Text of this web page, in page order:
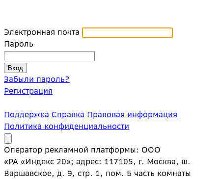
Электронная почта
Пароль
Забыли пароль?
Регистрация
Поддержка Справка Правовая информация
Политика конфиденциальности
Оператор рекламной платформы: ООО
«РА «Индекс 20»; адрес: 117105, г. Москва, ш.
Варшавское, д. 9, стр. 1, пом. Б часть комнаты